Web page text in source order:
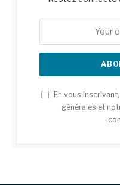
En vous
générales et